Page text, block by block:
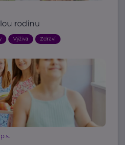
rodinu
Výživa Zdraví